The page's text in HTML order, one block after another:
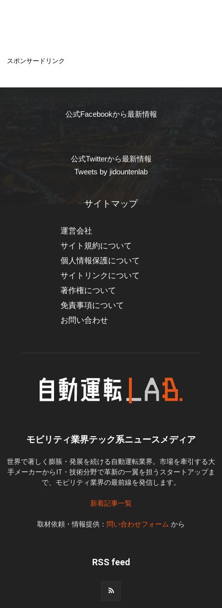
スポンサードリンク
公式Facebookから最新情報
公式Twitterから最新情報
Tweets by jidountenlab
サイトマップ
運営会社
サイト規約について
個人情報保護について
サイトリンクについて
著作権について
免責事項について
お問い合わせ
モビリティ業界テック系ニュースメディア
世界で著しく膨脹・発展を続ける自動運転業界。市場を牽引する大
手メーカーからIT・技術分野で革新の一翼を担うスタートアップま
で、モビリティ業界の最前線を発信します。
新着記事一覧
取材依頼・情報提供： 問い合わせフォーム から
RSS feed